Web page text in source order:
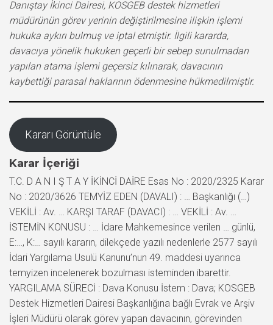
Danıştay İkinci Dairesi, KOSGEB destek hizmetleri
müdürünün görev yerinin değiştirilmesine ilişkin işlemi
hukuka aykırı bulmuş ve iptal etmiştir. İlgili kararda,
davacıya yönelik hukuken geçerli bir sebep sunulmadan
yapılan atama işlemi geçersiz kılınarak, davacının
kaybettiği parasal haklarının ödenmesine hükmedilmiştir.
Kararı Görüntüle
Karar İçeriği
T.C. D A N I Ş T A Y İKİNCİ DAİRE Esas No : 2020/2325 Karar
No : 2020/3626 TEMYİZ EDEN (DAVALI) : … Başkanlığı (…)
VEKİLİ : Av. … KARŞI TARAF (DAVACI) : … VEKİLİ : Av. …
İSTEMİN KONUSU : … İdare Mahkemesince verilen … günlü,
E:…, K:… sayılı kararın, dilekçede yazılı nedenlerle 2577 sayılı
İdari Yargılama Usulü Kanunu’nun 49. maddesi uyarınca
temyizen incelenerek bozulması isteminden ibarettir.
YARGILAMA SÜRECİ : Dava Konusu İstem : Dava; KOSGEB
Destek Hizmetleri Dairesi Başkanlığına bağlı Evrak ve Arşiv
İşleri Müdürü olarak görev yapan davacının, görevinden